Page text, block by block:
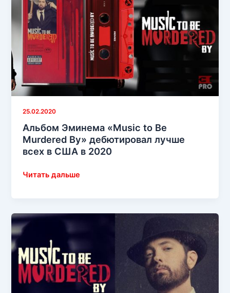
Эминема
остается
чарте
самых
продаваемых
альбомов
в
25.02.2020
Альбом Эминема «Music to Be
Murdered By» дебютировал лучше
всех в США в 2020
Альбом
to
Be
Murdered
By»
дебютировал
лучше
всех
Читать дальше